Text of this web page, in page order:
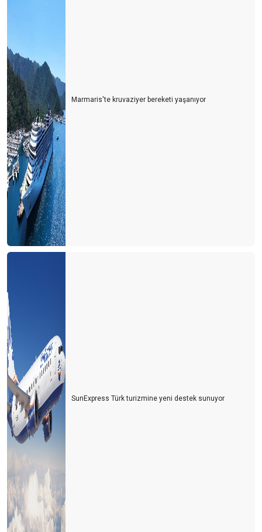
Marmaris'te kruvaziyer bereketi yaşanıyor
SunExpress Türk turizmine yeni destek sunuyor